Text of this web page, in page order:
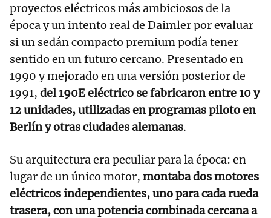
proyectos eléctricos más ambiciosos de la
época y un intento real de Daimler por evaluar
si un sedán compacto premium podía tener
sentido en un futuro cercano. Presentado en
1990 y mejorado en una versión posterior de
1991, del 190E eléctrico se fabricaron entre 10 y
12 unidades, utilizadas en programas piloto en
Berlín y otras ciudades alemanas.
Su arquitectura era peculiar para la época: en
lugar de un único motor, montaba dos motores
eléctricos independientes, uno para cada rueda
trasera, con una potencia combinada cercana a